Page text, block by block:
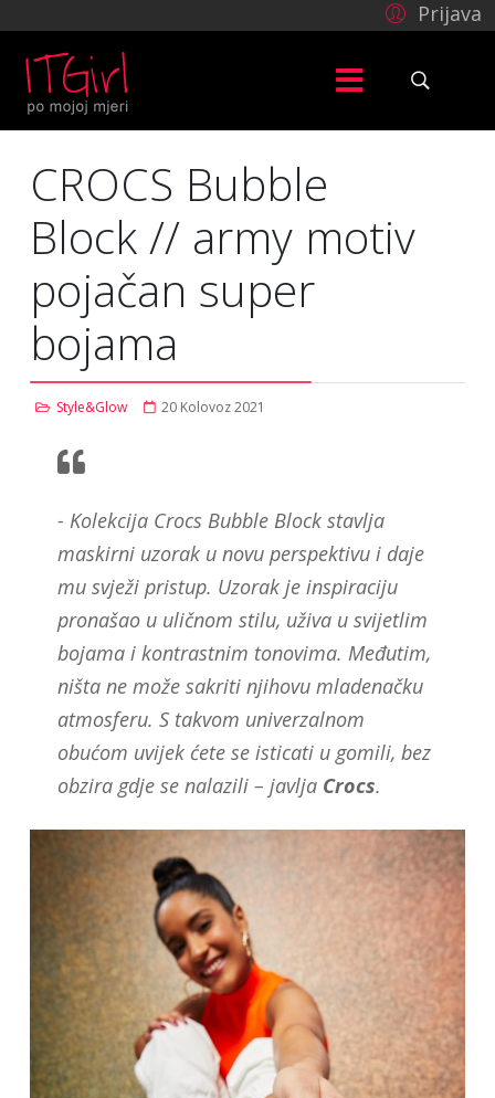
Prijava
CROCS Bubble
Block // army motiv
pojačan super
bojama
Style&Glow 20 Kolovoz 2021
- Kolekcija Crocs Bubble Block stavlja
maskirni uzorak u novu perspektivu i daje
mu svježi pristup. Uzorak je inspiraciju
pronašao u uličnom stilu, uživa u svijetlim
bojama i kontrastnim tonovima. Međutim,
ništa ne može sakriti njihovu mladenačku
atmosferu. S takvom univerzalnom
obućom uvijek ćete se isticati u gomili, bez
obzira gdje se nalazili – javlja Crocs.